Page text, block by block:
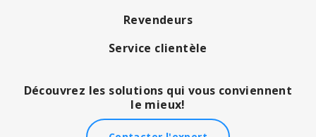
Revendeurs
Service clientèle
Découvrez les solutions qui vous conviennent
le mieux!